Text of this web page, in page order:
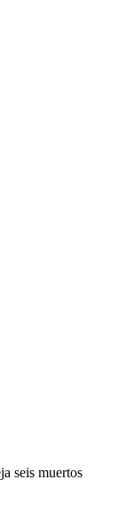
seis muertos